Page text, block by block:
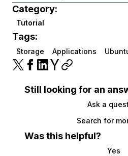
Category:
Tutorial
Tags:
Storage Applications
Still looking for an
Ask a
Search for
Was this helpful?
Yes